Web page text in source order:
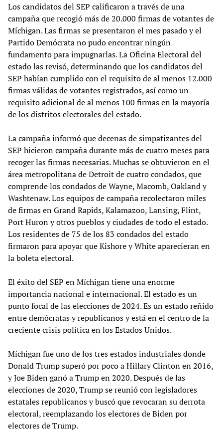
Los candidatos del SEP calificaron a través de una
campaña que recogió más de 20.000 firmas de votantes de
Míchigan. Las firmas se presentaron el mes pasado y el
Partido Demócrata no pudo encontrar ningún
fundamento para impugnarlas. La Oficina Electoral del
estado las revisó, determinando que los candidatos del
SEP habían cumplido con el requisito de al menos 12.000
firmas válidas de votantes registrados, así como un
requisito adicional de al menos 100 firmas en la mayoría
de los distritos electorales del estado.
La campaña informó que decenas de simpatizantes del
SEP hicieron campaña durante más de cuatro meses para
recoger las firmas necesarias. Muchas se obtuvieron en el
área metropolitana de Detroit de cuatro condados, que
comprende los condados de Wayne, Macomb, Oakland y
Washtenaw. Los equipos de campaña recolectaron miles
de firmas en Grand Rapids, Kalamazoo, Lansing, Flint,
Port Huron y otros pueblos y ciudades de todo el estado.
Los residentes de 75 de los 83 condados del estado
firmaron para apoyar que Kishore y White aparecieran en
la boleta electoral.
El éxito del SEP en Míchigan tiene una enorme
importancia nacional e internacional. El estado es un
punto focal de las elecciones de 2024. Es un estado reñido
entre demócratas y republicanos y está en el centro de la
creciente crisis política en los Estados Unidos.
Míchigan fue uno de los tres estados industriales donde
Donald Trump superó por poco a Hillary Clinton en 2016,
y Joe Biden ganó a Trump en 2020. Después de las
elecciones de 2020, Trump se reunió con legisladores
estatales republicanos y buscó que revocaran su derrota
electoral, reemplazando los electores de Biden por
electores de Trump.